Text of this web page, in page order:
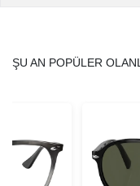
ŞU AN POPÜLER